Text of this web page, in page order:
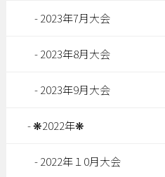
2023年7月大会
2023年8月大会
2023年9月大会
❋2022年❋
2022年１0月大会